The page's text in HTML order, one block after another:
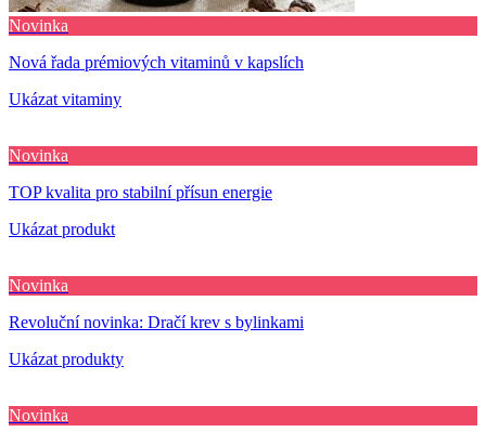
Novinka
Nová řada prémiových vitaminů v kapslích
Ukázat vitaminy
Novinka
TOP kvalita pro stabilní přísun energie
Ukázat produkt
Novinka
Revoluční novinka: Dračí krev s bylinkami
Ukázat produkty
Novinka